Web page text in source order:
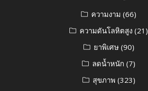
ความงาม (66)
ความดันโลหิตสูง (21)
ยาพิเศษ(90)
ลดน้ำหนัก (7)
สุขภาพ (323)